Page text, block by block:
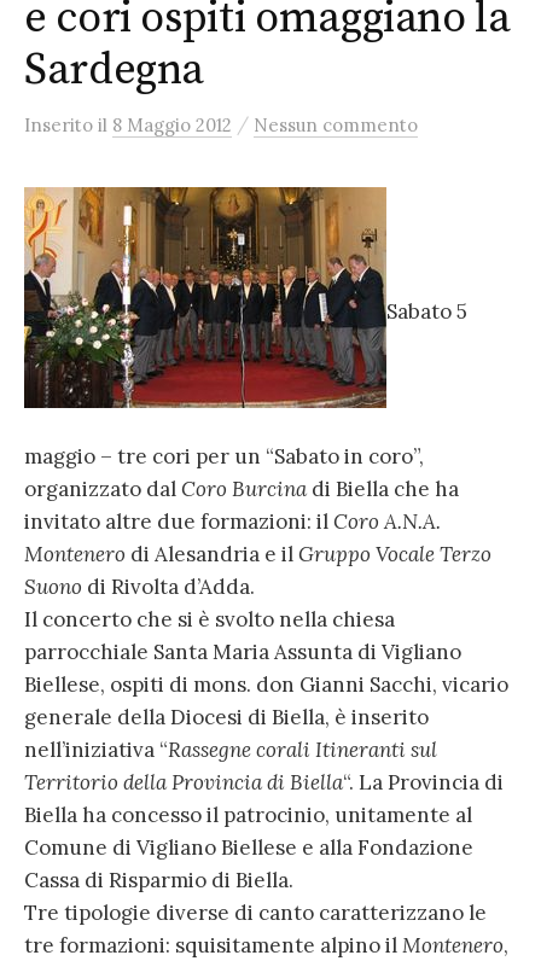
e cori ospiti omaggiano la
Sardegna
Inserito il 8 Maggio 2012 / Nessun commento
Sabato 5
maggio – tre cori per un “Sabato in coro”,
organizzato dalCoro Burcina di Biella che ha
invitato altre due formazioni: ilCoro A.N.A.
Montenero di Alesandria e ilGruppo Vocale Terzo
Suono di Rivolta d’Adda.
Il concerto che si è svolto nella chiesa
parrocchiale Santa Maria Assunta di Vigliano
Biellese, ospiti di mons. don Gianni Sacchi, vicario
generale della Diocesi di Biella, è inserito
nell’iniziativa “Rassegne corali Itineranti sul
Territorio della Provincia di Biella“. La Provincia di
Biella ha concesso il patrocinio, unitamente al
Comune di Vigliano Biellese e alla Fondazione
Cassa di Risparmio di Biella.
Tre tipologie diverse di canto caratterizzano le
tre formazioni: squisitamente alpino ilMontenero,